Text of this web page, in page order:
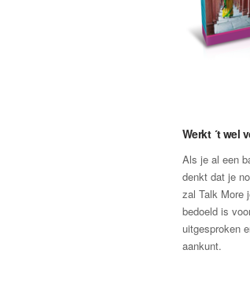
Werkt ´t wel
Als je al een
denkt dat je
zal Talk More
bedoeld is
uitgesproken
aankunt.